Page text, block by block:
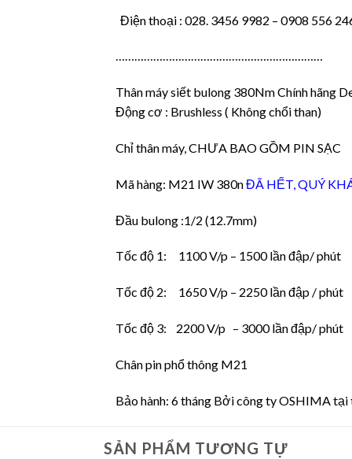
Điện thoại : 028. 3456 9982 – 0908 556
…………………………………………………………
Thân máy siết bulong 380Nm Chính hãng
Động cơ : Brushless ( Không chổi than)
Chỉ thân máy, CHƯA BAO GỒM PIN SẠC
Mã hàng: M21 IW 380nĐÃ HẾT, QUÝ
Đầu bulong :1/2 (12.7mm)
Tốc độ 1: 1100 V/p – 1500 lần đập/ phút
Tốc độ 2: 1650 V/p – 2250 lần đập / phút
Tốc độ 3: 2200 V/p – 3000 lần đập/ phút
Chân pin phổ thông M21
Bảo hành: 6 tháng Bởi công ty OSHIMA tại
SẢN PHẨM TƯƠNG TỰ